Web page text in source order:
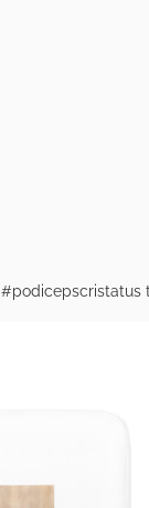
#podicepscristatus